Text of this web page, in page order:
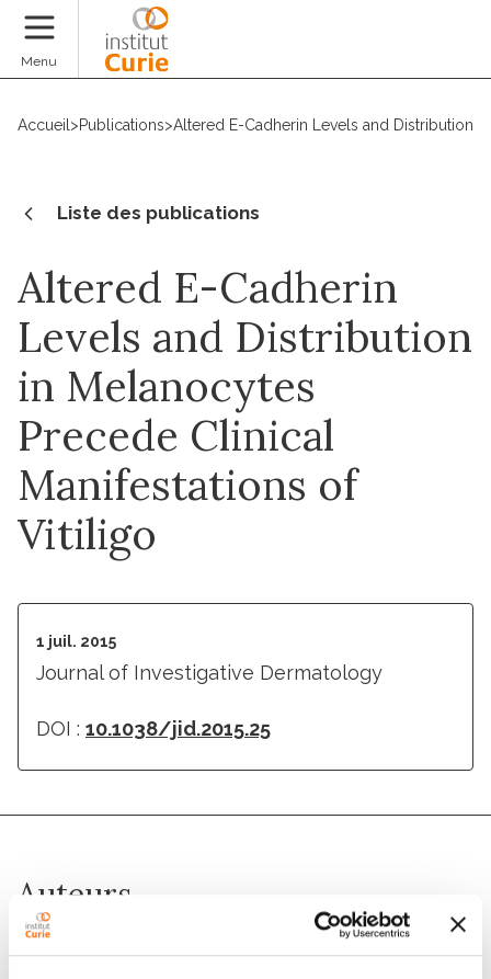
Menu
Accueil >Publications>Altered E-Cadherin Levels and Distribution
Liste des publications
Altered E-Cadherin
Levels and Distribution
in Melanocytes
Precede Clinical
Manifestations of
Vitiligo
1 juil. 2015
Journal of Investigative Dermatology
DOI : 10.1038/jid.2015.25
Auteurs
Roselyne Y. Wagner, Flavie Luciani, Muriel Cario-